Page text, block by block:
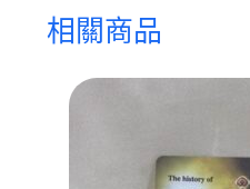
相關商品